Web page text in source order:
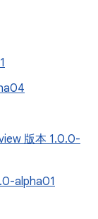
版本 1.0.0-
alpha01